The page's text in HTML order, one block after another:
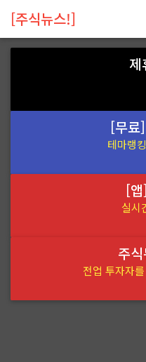
[주식뉴스!]
[무료
테마랭
[
실시
주
전업 투자자